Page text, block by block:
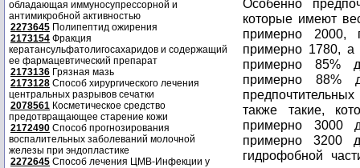
обладающая иммуносупрессорной и
антимикробной активностью
2273645 Полипептид ожирения
2173154 Фракция
кератансульфатолигосахаридов и содержащий
ее фармацевтический препарат
2173136 Грязная мазь
2173128 Способ хирургического лечения
центральных разрывов сечатки
2078561 Косметическое средство
предотвращающее старение кожи
2172490 Способ прогнозирования
воспалительных заболеваний молочной
железы при эндопластике
2272645 Способ лечения ЦМВ-Инфекции у
Особенно
которые имеют
примерно 2000,
примерно 1780, а
примерно 85%
примерно 88%
также такие,
примерно 3000
примерно 3200
гидрофобной